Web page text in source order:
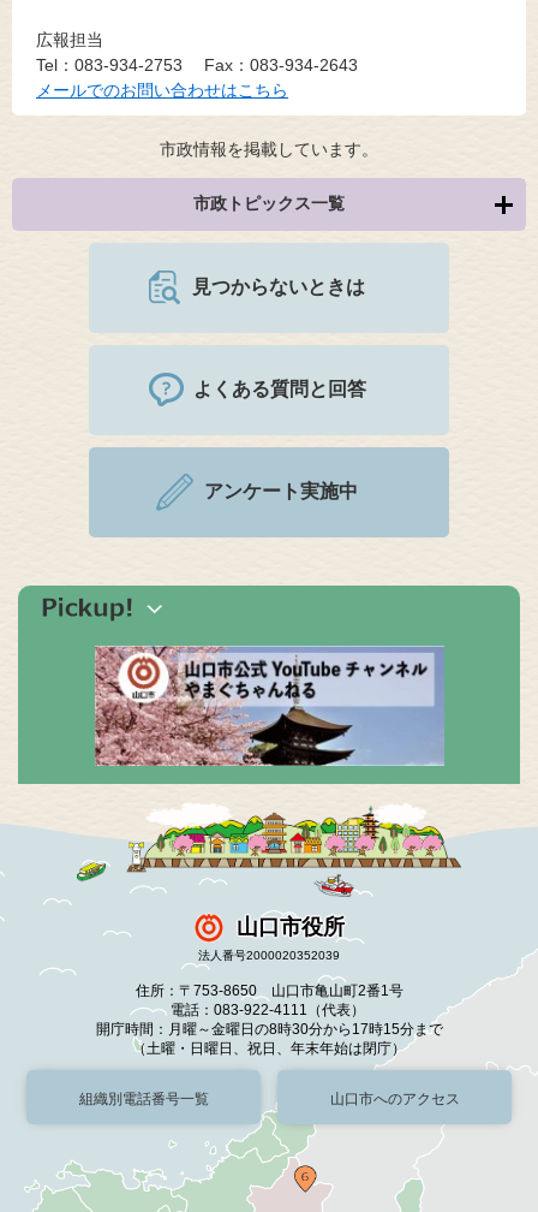
広報担当
Tel：083-934-2753
Fax：083-934-2643
メールでのお問い合わせはこちら
市政情報を掲載しています。
市政トピックス一覧
見つからないときは
よくある質問と回答
アンケート実施中
山口市役所
法人番号2000020352039
住所：〒753-8650 山口市亀山町2番1号
電話：083-922-4111（代表）
開庁時間：月曜～金曜日の8時30分から17時15分まで
（土曜・日曜日、祝日、年末年始は閉庁）
組織別電話番号一覧 山口市へのアクセス